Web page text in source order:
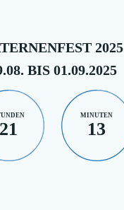
2025
BIS 01.09.2025
21
MINUTEN
13